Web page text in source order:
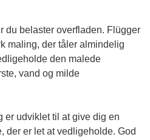
du belaster overfladen. Flügger
maling, der tåler almindelig
den malede
vand og milde
udviklet til at give dig en
der er let at vedligeholde. God